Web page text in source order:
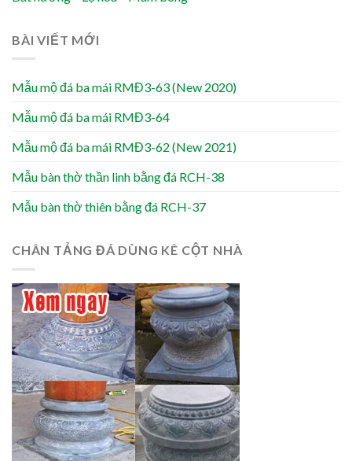
BÀI VIẾT MỚI
Mẫu mộ đá ba mái RMĐ3-63 (New 2020)
Mẫu mộ đá ba mái RMĐ3-64
Mẫu mộ đá ba mái RMĐ3-62 (New 2021)
Mẫu bàn thờ thần linh bằng đá RCH-38
Mẫu bàn thờ thiên bằng đá RCH-37
CHÂN TẢNG ĐÁ DÙNG KÊ CỘT NHÀ